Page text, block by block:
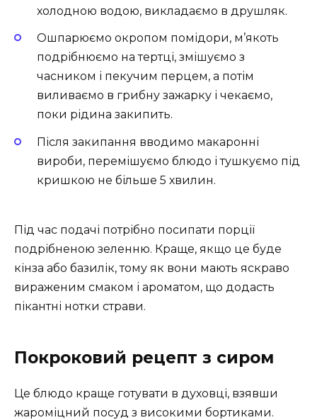
холодною водою, викладаємо в друшляк.
Ошпарюємо окропом помідори, м’якоть
подрібнюємо на тертці, змішуємо з
часником і пекучим перцем, а потім
виливаємо в грибну зажарку і чекаємо,
поки рідина закипить.
Після закипання вводимо макаронні
вироби, перемішуємо блюдо і тушкуємо під
кришкою не більше 5 хвилин.
Під час подачі потрібно посипати порції
подрібненою зеленню. Краще, якщо це буде
кінза або базилік, тому як вони мають яскраво
вираженим смаком і ароматом, що додасть
пікантні нотки страви.
Покроковий рецепт з сиром
Це блюдо краще готувати в духовці, взявши
жароміцний посуд з високими бортиками.